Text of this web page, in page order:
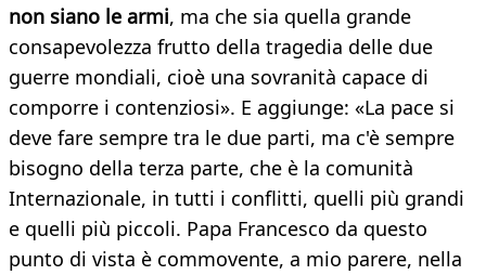
non siano le armi, ma che sia quella grande
consapevolezza frutto della tragedia delle due
guerre mondiali, cioè una sovranità capace di
comporre i contenziosi». E aggiunge: «La pace si
deve fare sempre tra le due parti, ma c'è sempre
bisogno della terza parte, che è la comunità
Internazionale, in tutti i conflitti, quelli più grandi
e quelli più piccoli. Papa Francesco da questo
punto di vista è commovente, a mio parere, nella